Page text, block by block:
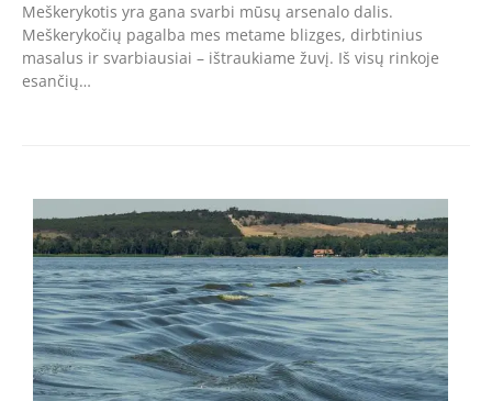
Meškerykotis yra gana svarbi mūsų arsenalo dalis.
Meškerykočių pagalba mes metame blizges, dirbtinius
masalus ir svarbiausiai – ištraukiame žuvį. Iš visų rinkoje
esančių…